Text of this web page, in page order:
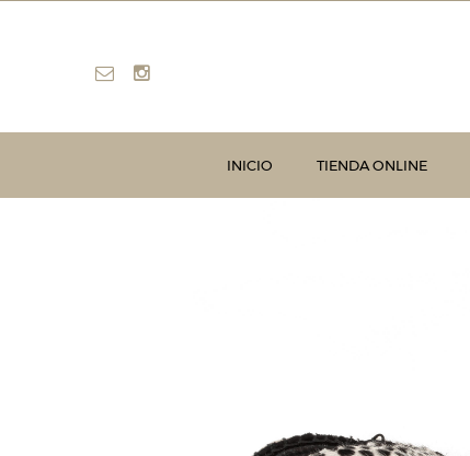
INICIO TIENDA ONLINE